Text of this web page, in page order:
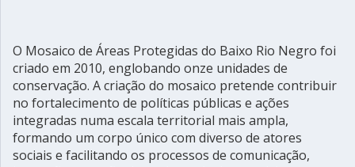
O Mosaico de Áreas Protegidas do Baixo Rio Negro foi
criado em 2010, englobando onze unidades de
conservação. A criação do mosaico pretende contribuir
no fortalecimento de políticas públicas e ações
integradas numa escala territorial mais ampla,
formando um corpo único com diverso de atores
sociais e facilitando os processos de comunicação,